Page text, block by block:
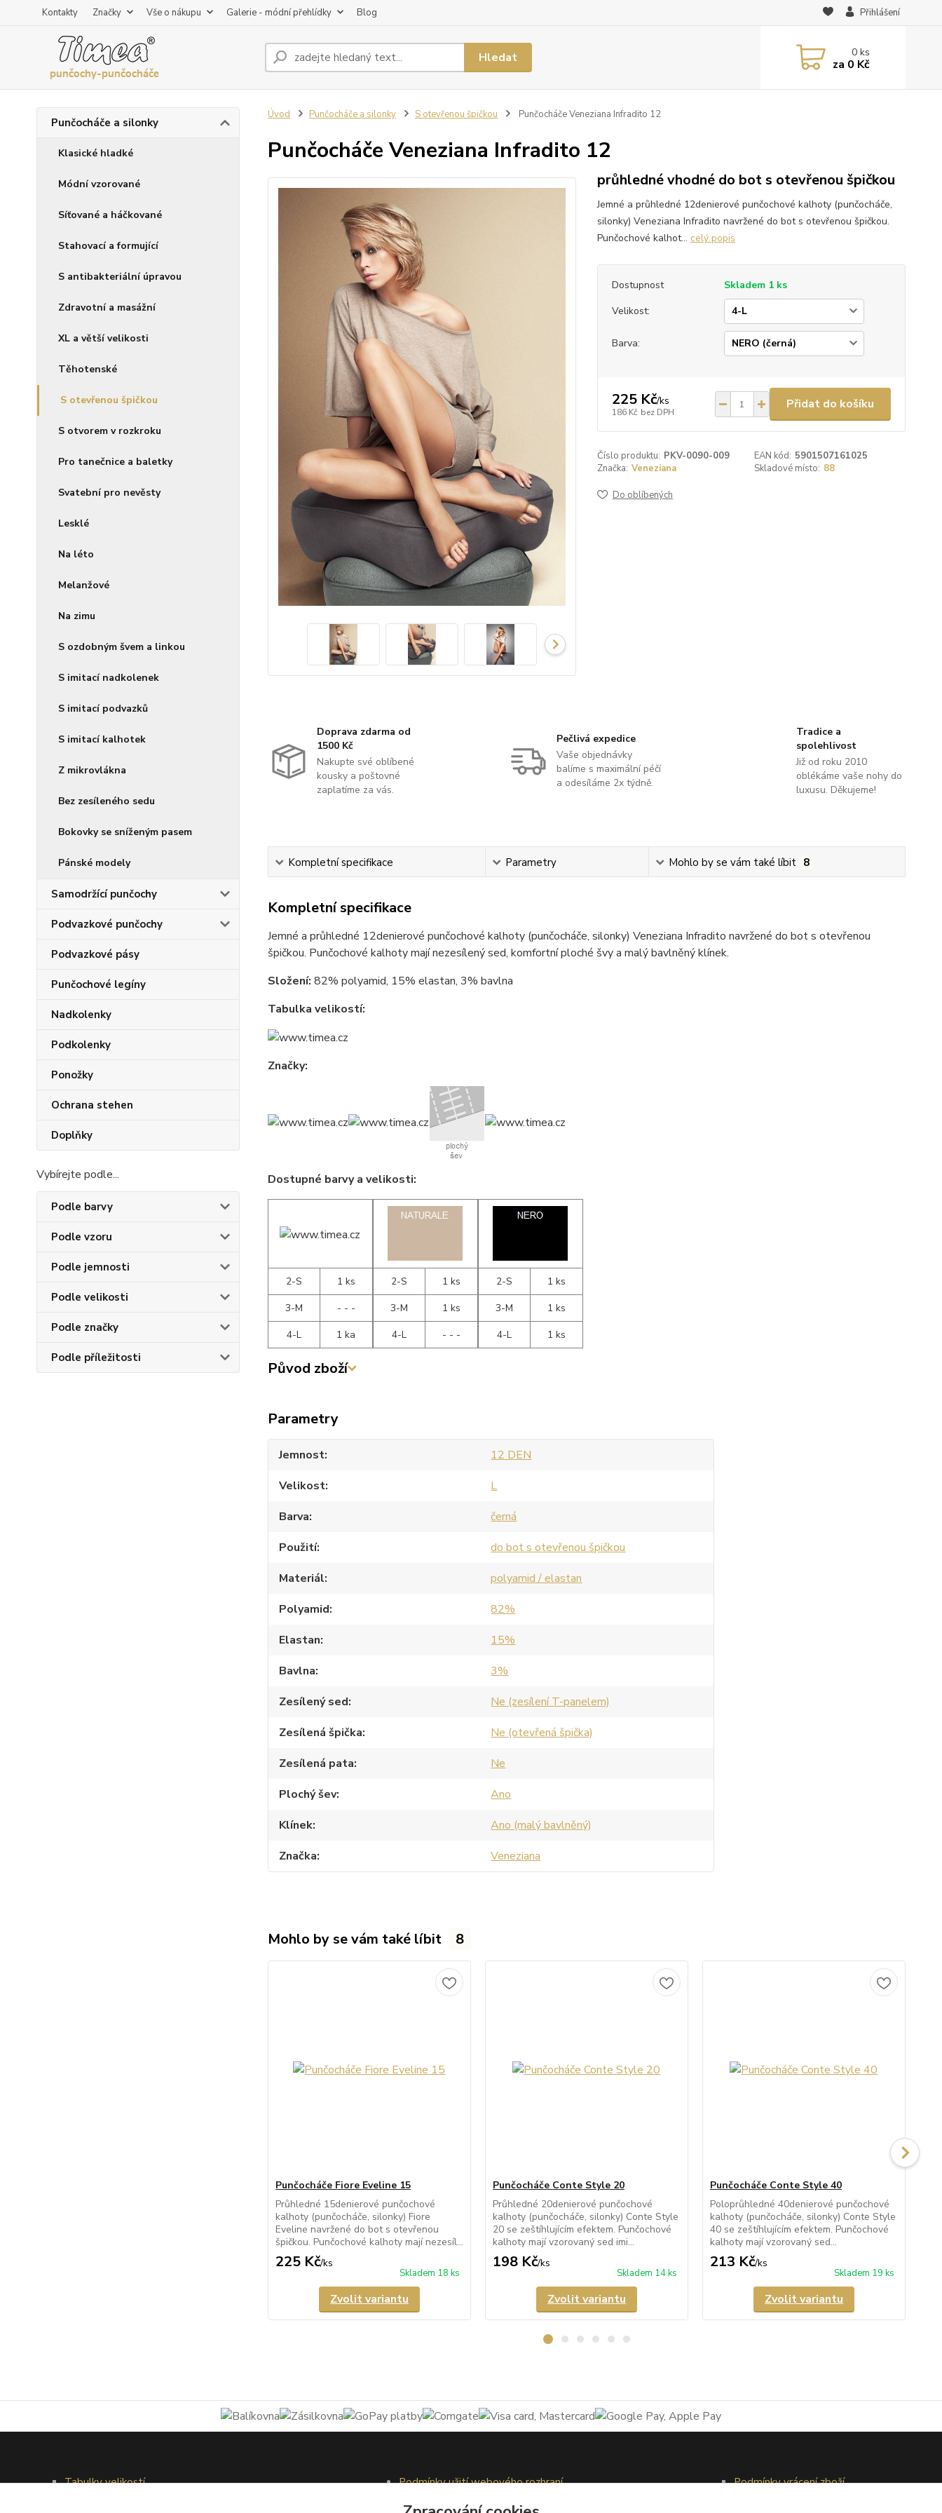
Kontakty Značky Vše o nákupu Galerie - módní přehlídky Blog Přihlášení
Hledat 0ks
za 0 Kč
Punčocháče a silonky
Klasické hladké
Módní vzorované
Síťované a háčkované
Stahovací a formující
S antibakteriální úpravou
Zdravotní a masážní
XL a větší velikosti
Těhotenské
S otevřenou špičkou
S otvorem v rozkroku
Pro tanečnice a baletky
Svatební pro nevěsty
Lesklé
Na léto
Melanžové
Na zimu
S ozdobným švem a linkou
S imitací nadkolenek
S imitací podvazků
S imitací kalhotek
Z mikrovlákna
Bez zesíleného sedu
Bokovky se sníženým pasem
Pánské modely
Samodržící punčochy
Podvazkové punčochy
Podvazkové pásy
Punčochové legíny
Nadkolenky
Podkolenky
Ponožky
Ochrana stehen
Doplňky
Vybírejte podle...
Podle barvy
Podle vzoru
Podle jemnosti
Podle velikosti
Podle značky
Podle příležitosti
Úvod Punčocháče a silonky S otevřenou špičkou Punčocháče Veneziana Infradito 12
Punčocháče Veneziana Infradito 12
průhledné vhodné do bot s otevřenou špičkou
Jemné a průhledné 12denierové punčochové kalhoty (punčocháče,
silonky) Veneziana Infradito navržené do bot s otevřenou špičkou.
Punčochové kalhot... celý popis
Dostupnost
Skladem 1 ks
Velikost:
Barva:
225 Kč/ks
186 Kč bez DPH
Přidat do košíku
Číslo produktu: PKV-0090-009 EAN kód: 5901507161025
Značka: Veneziana Skladové místo: 88
Do oblíbených
Doprava zdarma od
1500 Kč
Nakupte své oblíbené
kousky a poštovné
zaplatíme za vás.
Pečlivá expedice
Vaše objednávky
balíme s maximální péčí
a odesíláme 2x týdně.
Tradice a
spolehlivost
Již od roku 2010
oblékáme vaše nohy do
luxusu. Děkujeme!
Kompletní specifikace Parametry Mohlo by se vám také líbit 8
Kompletní specifikace
Jemné a průhledné 12denierové punčochové kalhoty (punčocháče, silonky) Veneziana Infradito navržené do bot s otevřenou
špičkou. Punčochové kalhoty mají nezesílený sed, komfortní ploché švy a malý bavlněný klínek.
Složení: 82% polyamid, 15% elastan, 3% bavlna
Tabulka velikostí:
Značky:
Dostupné barvy a velikosti:
2-S
1 ks
3-M
- - -
4-L
1 ka
2-S
1 ks
3-M
1 ks
4-L
- - -
2-S
1 ks
3-M
1 ks
4-L
1 ks
Původ zboží
Parametry
Jemnost
12 DEN
Velikost
L
Barva
černá
Použití
do bot s otevřenou špičkou
Materiál
polyamid / elastan
Polyamid
82%
Elastan
15%
Bavlna
3%
Zesílený sed
Ne (zesílení T-panelem)
Zesílená špička
Ne (otevřená špička)
Zesílená pata
Ne
Plochý šev
Ano
Klínek
Ano (malý bavlněný)
Značka
Veneziana
Mohlo by se vám také líbit 8
Punčocháče Fiore Eveline 15
Průhledné 15denierové punčochové
kalhoty (punčocháče, silonky) Fiore
Eveline navržené do bot s otevřenou
špičkou. Punčochové kalhoty mají nezesíl...
225 Kč/ks
Skladem 18 ks
Zvolit variantu
Punčocháče Conte Style 20
Průhledné 20denierové punčochové
kalhoty (punčocháče, silonky) Conte Style
20 se zeštíhlujícím efektem. Punčochové
kalhoty mají vzorovaný sed imi...
198 Kč/ks
Skladem 14 ks
Zvolit variantu
Punčocháče Conte Style 40
Poloprůhledné 40denierové punčochové
kalhoty (punčocháče, silonky) Conte Style
40 se zeštíhlujícím efektem. Punčochové
kalhoty mají vzorovaný sed...
213 Kč/ks
Skladem 19 ks
Zvolit variantu
Tabulky velikostí
Podmínky užití webového rozhraní
Podmínky vrácení zboží